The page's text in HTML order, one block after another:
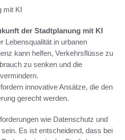
der Stadtplanung mit KI
Lebensqualität in urbanen
kann helfen, Verkehrsflüsse zu
zu senken und die
innovative Ansätze, die den
gerecht werden.
wie Datenschutz und
Es ist entscheidend, dass bei